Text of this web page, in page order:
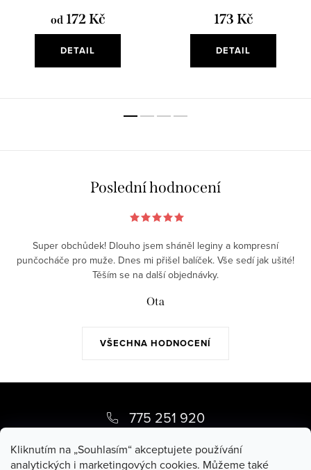
Kliknutím na „Souhlasím“ akceptujete používání
analytických i marketingových cookies. Můžeme také
od172 Kč
DETAIL
173 Kč
DETAIL
Poslední hodnocení
VŠECHNA HODNOCENÍ
Super obchůdek! Dlouho jsem sháněl leginy a kompresní
punčocháče pro muže. Dnes mi přišel balíček. Vše sedí jak ušité!
Těším se na další objednávky.
Ota
p
775 251 920
pippy@pippy.cz